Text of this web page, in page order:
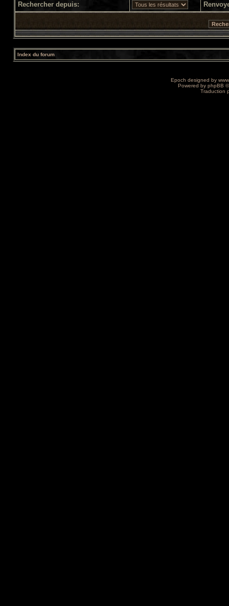
Rechercher depuis:
Index du forum
Epoch designed by
Powered by phpBB
Traduction